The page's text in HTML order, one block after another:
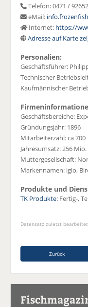
Telefon: 0471 /
eMail:
Internet: https://
Adresse auf Karte
Personalien:
Geschäftsführer:
Technischer
Kaufmännischer
Geschäftsbereiche:
Gründungsjahr: 1896
Mitarbeiterzahl: ca 700
Jahresumsatz: 256 Mio.
Muttergesellschaft:
Markennamen: iglo,
Produkte und
TK Produkte: Fertig-,
Datensatz zuletzt
Zurück